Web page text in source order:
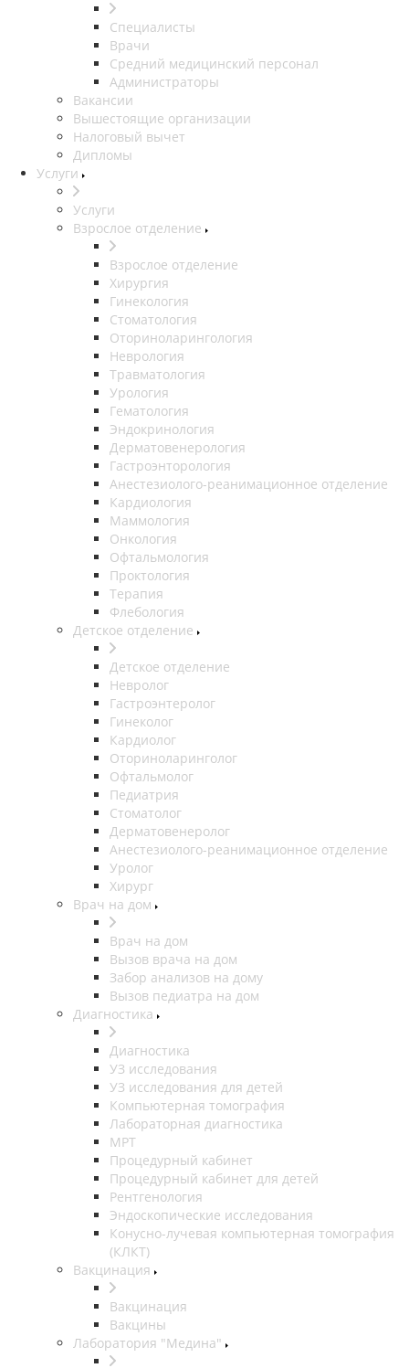
Специалисты
Врачи
Средний медицинский персонал
Администраторы
Вакансии
Вышестоящие организации
Налоговый вычет
Дипломы
Услуги
Услуги
Взрослое отделение
Взрослое отделение
Хирургия
Гинекология
Стоматология
Оториноларингология
Неврология
Травматология
Урология
Гематология
Эндокринология
Дерматовенерология
Гастроэнторология
Анестезиолого-реанимационное отделение
Кардиология
Маммология
Онкология
Офтальмология
Проктология
Терапия
Флебология
Детское отделение
Детское отделение
Невролог
Гастроэнтеролог
Гинеколог
Кардиолог
Оториноларинголог
Офтальмолог
Педиатрия
Стоматолог
Дерматовенеролог
Анестезиолого-реанимационное отделение
Уролог
Хирург
Врач на дом
Врач на дом
Вызов врача на дом
Забор анализов на дому
Вызов педиатра на дом
Диагностика
Диагностика
УЗ исследования
УЗ исследования для детей
Компьютерная томография
Лабораторная диагностика
МРТ
Процедурный кабинет
Процедурный кабинет для детей
Рентгенология
Эндоскопические исследования
Конусно-лучевая компьютерная томография
(КЛКТ)
Вакцинация
Вакцинация
Вакцины
Лаборатория "Медина"